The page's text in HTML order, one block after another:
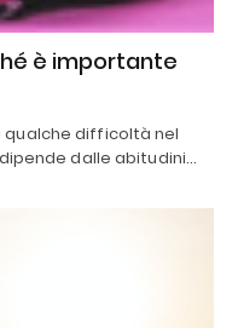
è importante
qualche difficoltà nel
dalle abitudini…